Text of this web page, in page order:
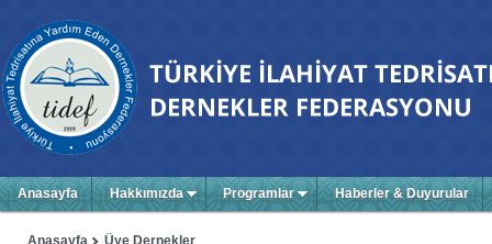
Anasayfa Hakkımızda Programlar Haberler & Duyurular
Üye Dernekler
Anasayfa